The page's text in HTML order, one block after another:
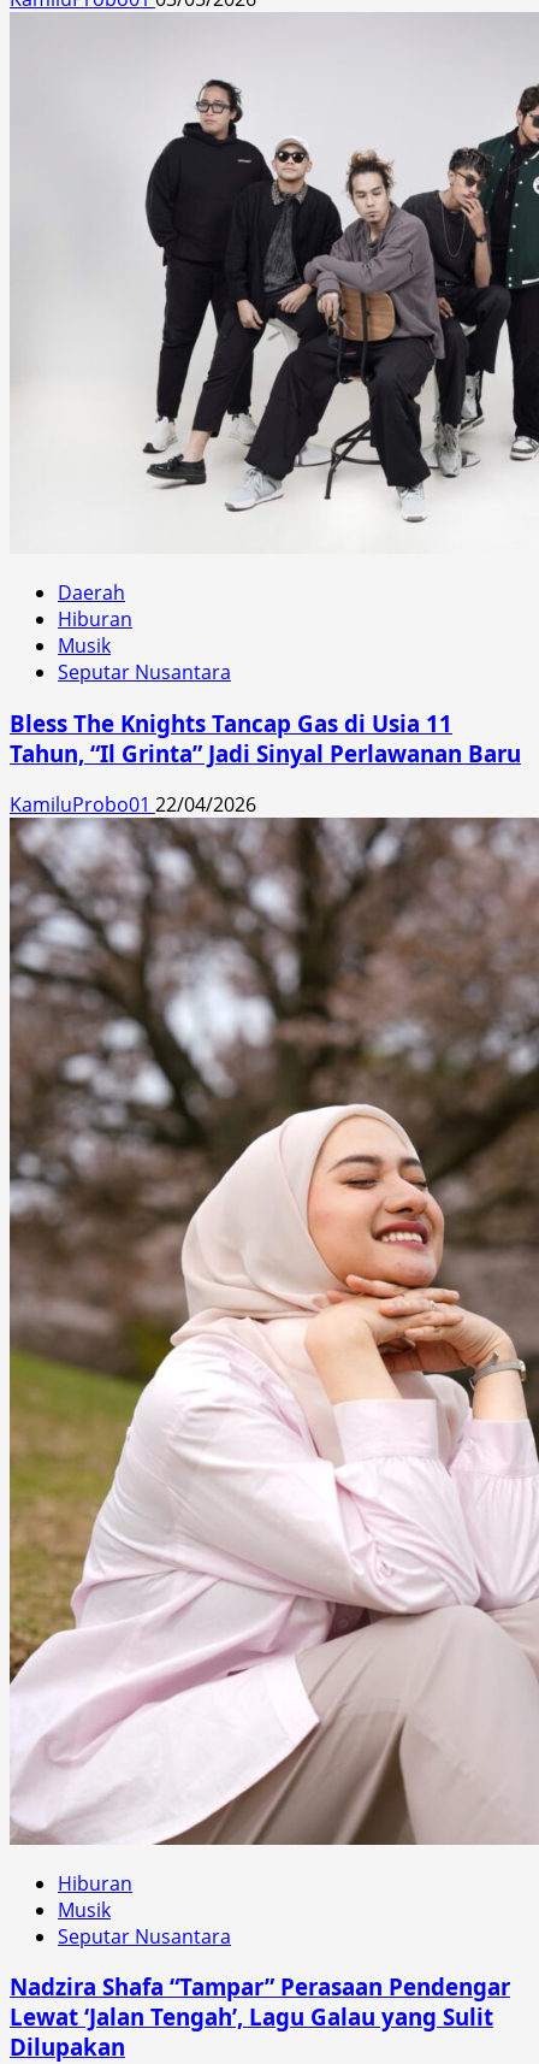
Daerah
Hiburan
Musik
Seputar Nusantara
Bless The Knights Tancap Gas di Usia 11
Tahun, “Il Grinta” Jadi Sinyal Perlawanan Baru
KamiluProbo01 22/04/2026
Hiburan
Musik
Seputar Nusantara
Nadzira Shafa “Tampar” Perasaan Pendengar
Lewat ‘Jalan Tengah’, Lagu Galau yang Sulit
Dilupakan